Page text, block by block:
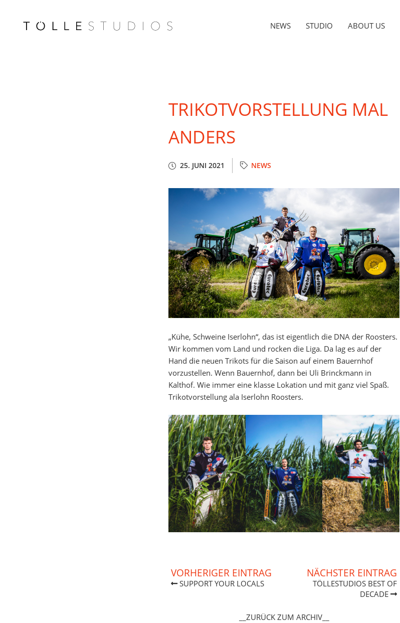
NEWS STUDIO ABOUT US
TRIKOTVORSTELLUNG MAL
ANDERS
25. JUNI 2021 NEWS
„Kühe, Schweine Iserlohn“, das ist eigentlich die DNA der Roosters.
Wir kommen vom Land und rocken die Liga. Da lag es auf der
Hand die neuen Trikots für die Saison auf einem Bauernhof
vorzustellen. Wenn Bauernhof, dann bei Uli Brinckmann in
Kalthof. Wie immer eine klasse Lokation und mit ganz viel Spaß.
Trikotvorstellung ala Iserlohn Roosters.
VORHERIGER EINTRAG
SUPPORT YOUR LOCALS
NÄCHSTER EINTRAG
TÖLLESTUDIOS BEST OF
DECADE
__ZURÜCK ZUM ARCHIV__